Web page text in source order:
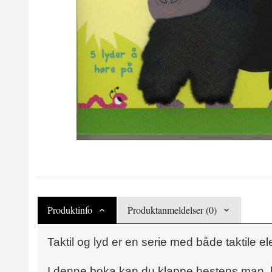
Produktinfo Produktanmeldelser (0)
Taktil og lyd er en serie med både taktile